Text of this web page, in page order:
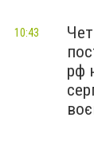
рф
10:43